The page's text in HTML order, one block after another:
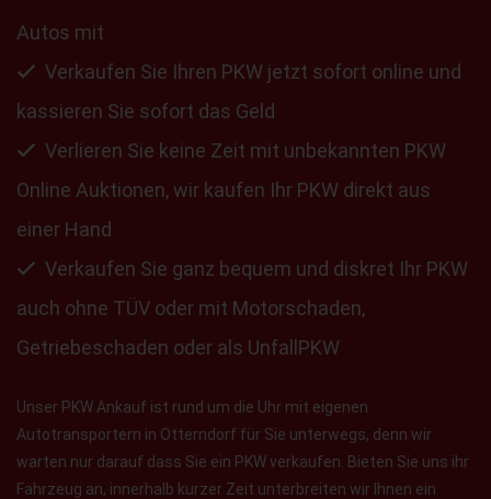
Autos mit
Verkaufen Sie Ihren PKW jetzt sofort online und
kassieren Sie sofort das Geld
Verlieren Sie keine Zeit mit unbekannten PKW
Online Auktionen, wir kaufen Ihr PKW direkt aus
einer Hand
Verkaufen Sie ganz bequem und diskret Ihr PKW
auch ohne TÜV oder mit Motorschaden,
Getriebeschaden oder als UnfallPKW
Unser PKW Ankauf ist rund um die Uhr mit eigenen
Autotransportern in Otterndorf für Sie unterwegs, denn wir
warten nur darauf dass Sie ein PKW verkaufen. Bieten Sie uns ihr
Fahrzeug an, innerhalb kurzer Zeit unterbreiten wir Ihnen ein